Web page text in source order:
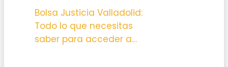
Bolsa Justicia Valladolid:
Todo lo que necesitas
saber para acceder a…